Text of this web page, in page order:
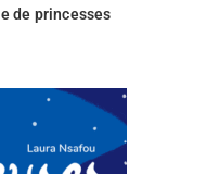
de princesses